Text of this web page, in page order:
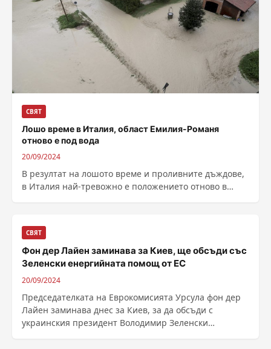
СВЯТ
Лошо време в Италия, област Емилия-Романя
отново е под вода
20/09/2024
В резултат на лошото време и проливните дъждове,
в Италия най-тревожно е положението отново в
СВЯТ
Фон дер Лайен заминава за Киев, ще обсъди със
Зеленски енергийната помощ от ЕС
20/09/2024
Председателката на Еврокомисията Урсула фон дер
Лайен заминава днес за Киев, за да обсъди с
украинския президент Володимир Зеленски